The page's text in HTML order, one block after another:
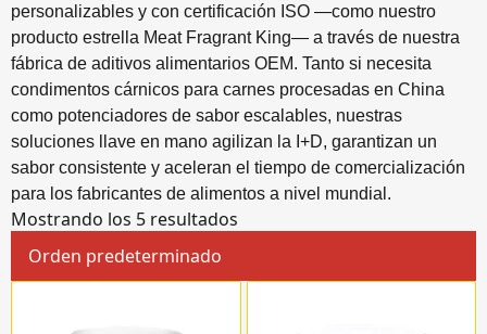
personalizables y con certificación ISO —como nuestro
producto estrella Meat Fragrant King— a través de nuestra
fábrica de aditivos alimentarios OEM. Tanto si necesita
condimentos cárnicos para carnes procesadas en China
como potenciadores de sabor escalables, nuestras
soluciones llave en mano agilizan la I+D, garantizan un
sabor consistente y aceleran el tiempo de comercialización
para los fabricantes de alimentos a nivel mundial.
Mostrando los 5 resultados